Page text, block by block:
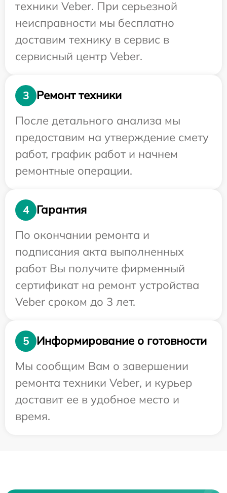
техники Veber. При серьезной
неисправности мы бесплатно
доставим технику в сервис в
сервисный центр Veber.
3
Ремонт техники
После детального анализа мы
предоставим на утверждение смету
работ, график работ и начнем
ремонтные операции.
4
Гарантия
По окончании ремонта и
подписания акта выполненных
работ Вы получите фирменный
сертификат на ремонт устройства
Veber сроком до 3 лет.
5
Информирование о готовности
Мы сообщим Вам о завершении
ремонта техники Veber, и курьер
доставит ее в удобное место и
время.